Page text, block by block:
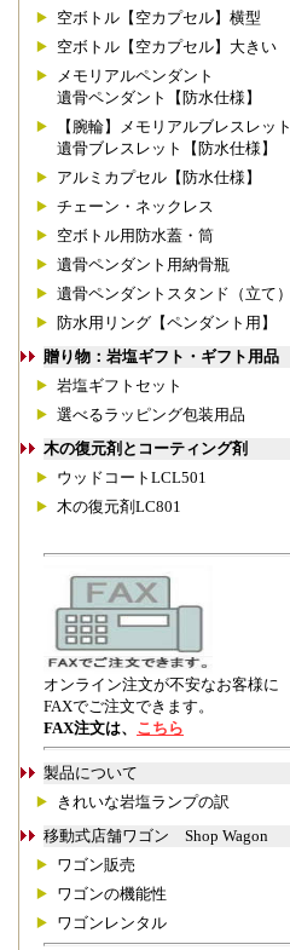
空ボトル【空カプセル】横型
空ボトル【空カプセル】大きい
メモリアルペンダント
遺骨ペンダント【防水仕様】
【腕輪】メモリアルブレスレット
遺骨ブレスレット【防水仕様】
アルミカプセル【防水仕様】
チェーン・ネックレス
空ボトル用防水蓋・筒
遺骨ペンダント用納骨瓶
遺骨ペンダントスタンド（立て）
防水用リング【ペンダント用】
贈り物：岩塩ギフト・ギフト用品
岩塩ギフトセット
選べるラッピング包装用品
木の復元剤とコーティング剤
ウッドコートLCL501
木の復元剤LC801
オンライン注文が不安なお客様に
FAXでご注文できます。
FAX注文は、 こちら
製品について
きれいな岩塩ランプの訳
移動式店舗ワゴン Shop Wagon
ワゴン販売
ワゴンの機能性
ワゴンレンタル